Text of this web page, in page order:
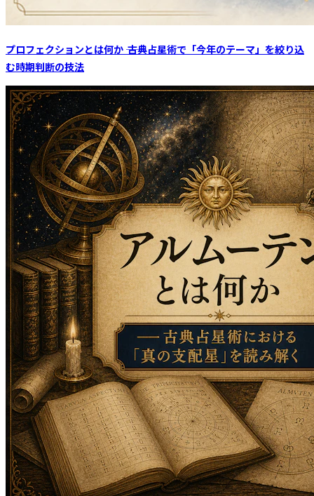
プロフェクションとは何か ―― 古典占星術で「今年のテーマ」を絞り込
む時期判断の技法